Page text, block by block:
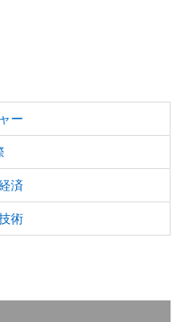
ー
済
術